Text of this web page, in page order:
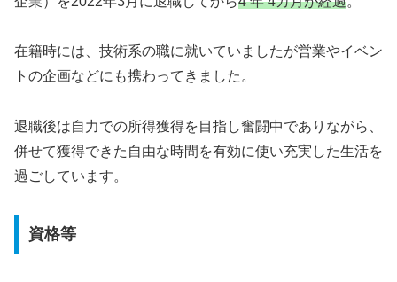
在籍時には、技術系の職に就いていましたが営業やイベン
トの企画などにも携わってきました。
退職後は自力での所得獲得を目指し奮闘中でありながら、
併せて獲得できた自由な時間を有効に使い充実した生活を
過ごしています。
資格等